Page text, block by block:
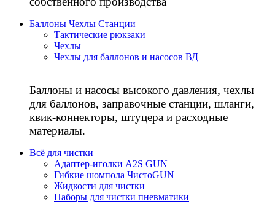
Баллоны Чехлы Станции
Тактические рюкзаки
Чехлы
Чехлы для баллонов и насосов ВД
Баллоны и насосы высокого давления, чехлы
для баллонов, заправочные станции, шланги,
квик-коннекторы, штуцера и расходные
материалы.
Всё для чистки
Адаптер-иголки A2S GUN
Гибкие шомпола ЧистоGUN
Жидкости для чистки
Наборы для чистки пневматики